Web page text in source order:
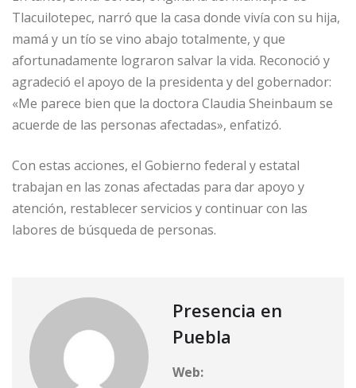
Tlacuilotepec, narró que la casa donde vivía con su hija,
mamá y un tío se vino abajo totalmente, y que
afortunadamente lograron salvar la vida. Reconoció y
agradeció el apoyo de la presidenta y del gobernador:
«Me parece bien que la doctora Claudia Sheinbaum se
acuerde de las personas afectadas», enfatizó.
Con estas acciones, el Gobierno federal y estatal
trabajan en las zonas afectadas para dar apoyo y
atención, restablecer servicios y continuar con las
labores de búsqueda de personas.
Presencia en
Puebla
Web: